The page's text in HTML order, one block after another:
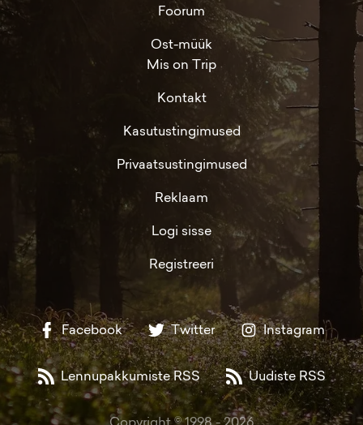
Foorum
Ost-müük
Mis on Trip
Kontakt
Kasutustingimused
Privaatsustingimused
Reklaam
Logi sisse
Registreeri
Facebook Twitter Instagram
Lennupakkumiste RSS Uudiste RSS